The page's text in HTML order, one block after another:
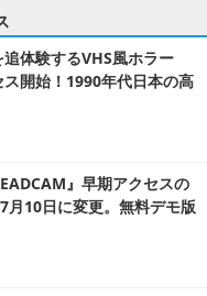
体験するVHS風ホラー
ス開始！1990年代日本の高
』早期アクセスの
月10日に変更。無料デモ版